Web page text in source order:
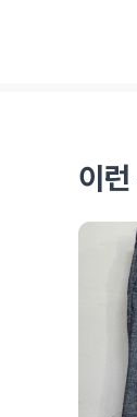
이